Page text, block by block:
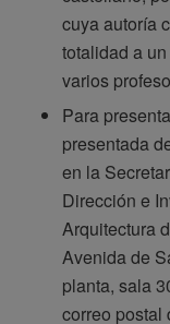
cuya autoría
totalidad a
varios
Para
presentada
en la
Dirección e
Arquitectura
Avenida de
planta, sala
correo postal